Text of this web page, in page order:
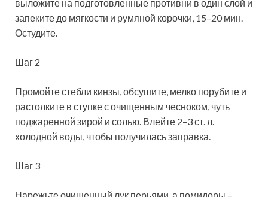
выложите на подготовленные противни в один слой и
запеките до мягкости и румяной корочки, 15–20 мин.
Остудите.
Шаг 2
Промойте стебли кинзы, обсушите, мелко порубите и
растолките в ступке с очищенным чесноком, чуть
поджаренной зирой и солью. Влейте 2–3 ст. л.
холодной воды, чтобы получилась заправка.
Шаг 3